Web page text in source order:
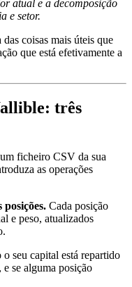
atual e a decomposição
e setor.
coisas mais úteis que
que está efetivamente a
três
ficheiro CSV da sua
as operações
posições. Cada posição
e peso, atualizados
seu capital está repartido
e se alguma posição